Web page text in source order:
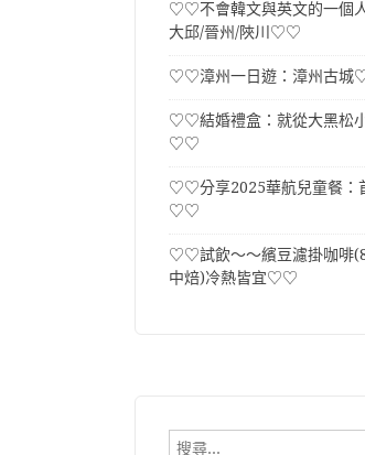
♡♡不會韓文與英文的一個
大邱/晉州/陜川♡♡
♡♡漳州一日遊：漳州古
♡♡結婚禮盒：就從大黑松
♡♡
♡♡分享2025華航兒童餐：
♡♡
♡♡試飲～～繽豆濾掛咖啡
中焙)冷熱皆宜♡♡
搜